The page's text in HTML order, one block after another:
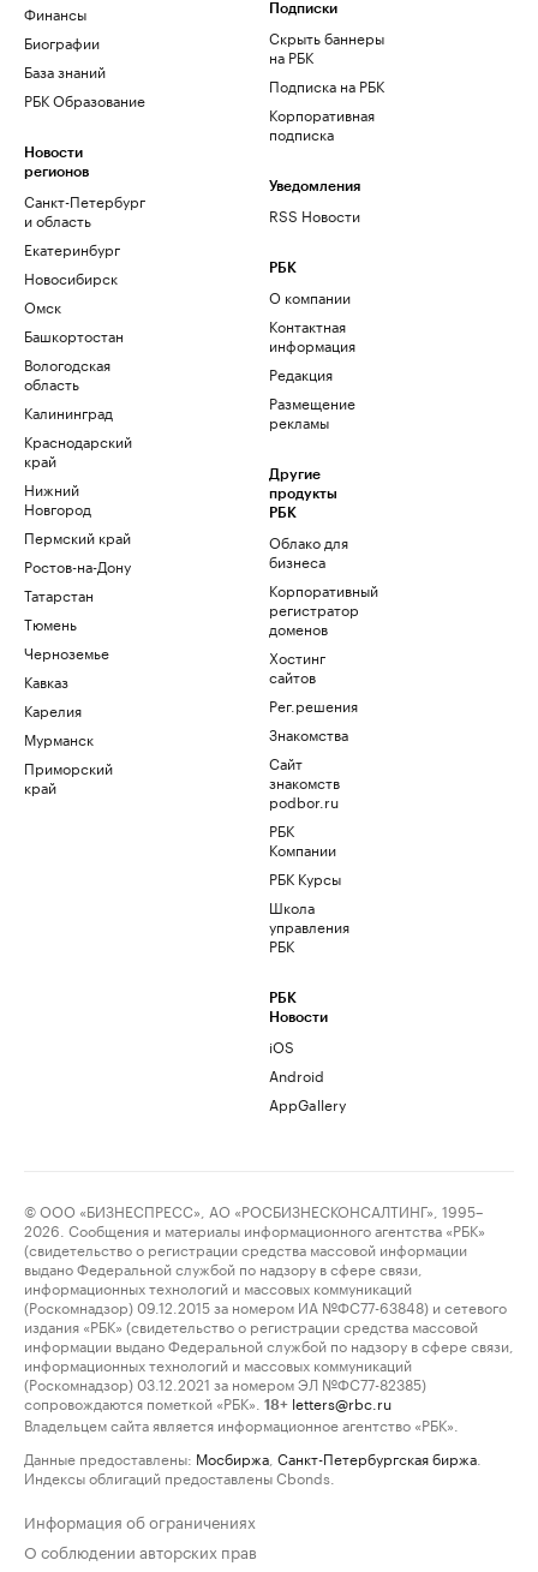
Финансы
Биографии
База знаний
РБК Образование
Новости
регионов
Санкт-Петербург
и область
Екатеринбург
Новосибирск
Омск
Башкортостан
Вологодская
область
Калининград
Краснодарский
край
Нижний
Новгород
Пермский край
Ростов-на-Дону
Татарстан
Тюмень
Черноземье
Кавказ
Карелия
Мурманск
Приморский
край
Подписки
Скрыть баннеры
на РБК
Подписка на РБК
Корпоративная
подписка
Уведомления
RSS Новости
РБК
О компании
Контактная
информация
Редакция
Размещение
рекламы
Другие
продукты
РБК
Облако для
бизнеса
Корпоративный
регистратор
доменов
Хостинг
сайтов
Рег.решения
Знакомства
Сайт
знакомств
podbor.ru
РБК
Компании
РБК Курсы
Школа
управления
РБК
РБК
Новости
iOS
Android
AppGallery
© ООО «БИЗНЕСПРЕСС», АО «РОСБИЗНЕСКОНСАЛТИНГ», 1995–
2026. Сообщения и материалы информационного агентства «РБК»
(свидетельство о регистрации средства массовой информации
выдано Федеральной службой по надзору в сфере связи,
информационных технологий и массовых коммуникаций
(Роскомнадзор) 09.12.2015 за номером ИА №ФС77-63848) и сетевого
издания «РБК» (свидетельство о регистрации средства массовой
информации выдано Федеральной службой по надзору в сфере связи,
информационных технологий и массовых коммуникаций
(Роскомнадзор) 03.12.2021 за номером ЭЛ №ФС77-82385)
сопровождаются пометкой «РБК».
18+ letters@rbc.ru
Владельцем сайта является информационное агентство «РБК».
Данные предоставлены: Мосбиржа Санкт-Петербургская биржа
Индексы облигаций предоставлены Cbonds.
Информация об ограничениях
О соблюдении авторских прав